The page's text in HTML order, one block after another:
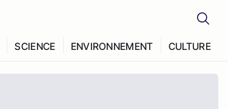
SCIENCE ENVIRONNEMENT CULTURE